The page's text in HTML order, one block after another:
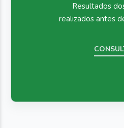
Resultados
realizados antes